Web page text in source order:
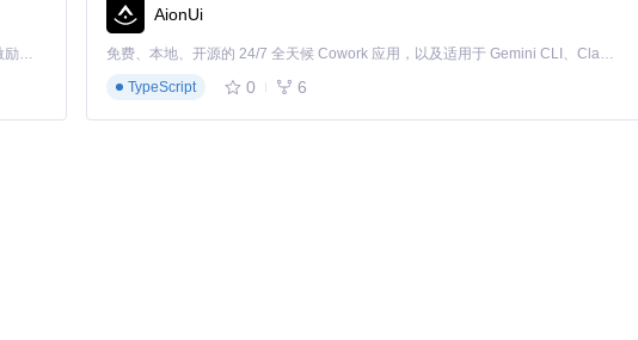
「源启盛夏」暑期校园开发者成长计划旨在激活校园开源力量，通过积分激励、认证扶持、资源倾斜等形式，引导高校组织和开发者完成「入驻 — 建项目 — 做贡献 — 获认证 — 得资源」的完整闭环。无论你是想带领社团入驻平台的组织者，还是希望用代码贡献证明自己的开发者，都能在这里找到属于你的成长路径。
AionUi
免费、本地、开源的 24/7 全天候 Cowork 应用，以及适用于 Gemini CLI、Claude Code、Codex、OpenCode、Qwen Code、Goose CLI、Auggie 等的 OpenClaw | 🌟 喜欢就点star吧
TypeScript
0 6